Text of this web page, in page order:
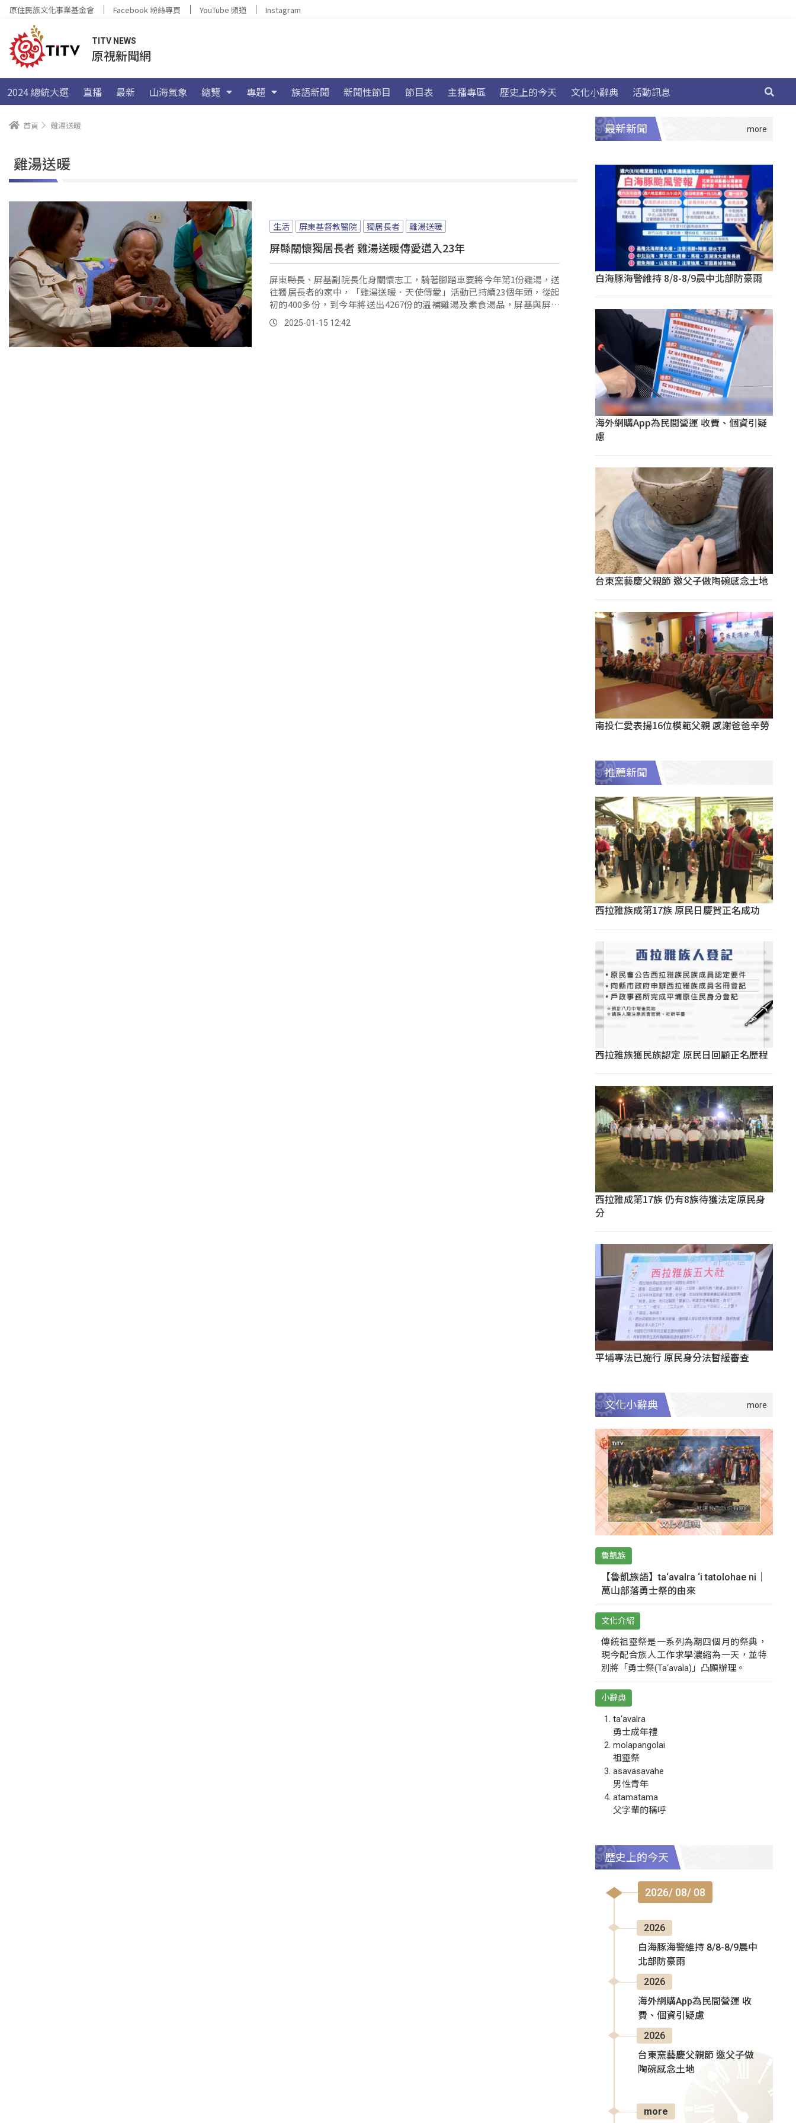
原住民族文化事業基金會 Facebook 粉絲專頁 YouTube 頻道 Instagram
TITV NEWS
原視新聞網
2024 總統大選 直播 最新 山海氣象 總覽 專題 族語新聞 新聞性節目 節目表 主播專區 歷史上的今天 文化小辭典 活動訊息
首頁 雞湯送暖
雞湯送暖
生活 屏東基督教醫院 獨居長者 雞湯送暖
屏縣關懷獨居長者 雞湯送暖傳愛邁入23年
屏東縣長、屏基副院長化身關懷志工，騎著腳踏車要將今年第1份雞湯，送
往獨居長者的家中，「雞湯送暖．天使傳愛」活動已持續23個年頭，從起
初的400多份，到今年將送出4267份的溫補雞湯及素食湯品，屏基與屏縣
府合作擴及關懷全縣的獨居長者。
2025-01-15 12:42
最新新聞
白海豚海警維持 8/8-8/9晨中北部防豪雨
海外網購App為民間營運 收費、個資引疑
慮
台東窯藝慶父親節 邀父子做陶碗感念土地
南投仁愛表揚16位模範父親 感謝爸爸辛勞
推薦新聞
西拉雅族成第17族 原民日慶賀正名成功
西拉雅族獲民族認定 原民日回顧正名歷程
西拉雅成第17族 仍有8族待獲法定原民身
分
平埔專法已施行 原民身分法暫緩審查
文化小辭典
魯凱族
【魯凱族語】ta‘avalra ‘i tatolohae ni｜
萬山部落勇士祭的由來
文化介紹
傳統祖靈祭是一系列為期四個月的祭典，
現今配合族人工作求學濃縮為一天，並特
別將「勇士祭(Ta‘avala)」凸顯辦理。
小辭典
ta‘avalra
勇士成年禮
molapangolai
祖靈祭
asavasavahe
男性青年
atamatama
父字輩的稱呼
歷史上的今天
2026/ 08/ 08
2026
白海豚海警維持 8/8-8/9晨中
北部防豪雨
2026
海外網購App為民間營運 收
費、個資引疑慮
2026
台東窯藝慶父親節 邀父子做
陶碗感念土地
more